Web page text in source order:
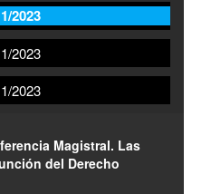
2023
2023
2023
Magistral. Las
del Derecho